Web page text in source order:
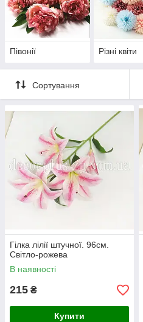
Півонії Різні квіти
Сортування
Гілка лілії штучної. 96см.
Світло-рожева
В наявності
215 ₴
Купити